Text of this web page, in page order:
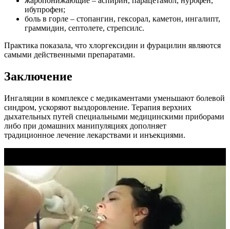
ибупрофен;
боль в горле – стопангин, гексорал, каметон, ингалипт,
граммидин, септолете, стрепсилс.
Практика показала, что хлоргексидин и фурацилин являются
самыми действенными препаратами.
Заключение
Ингаляции в комплексе с медикаментами уменьшают болевой
синдром, ускоряют выздоровление. Терапия верхних
дыхательных путей специальными медицинскими приборами
либо при домашних манипуляциях дополняет
традиционное лечение лекарствами и инъекциями.